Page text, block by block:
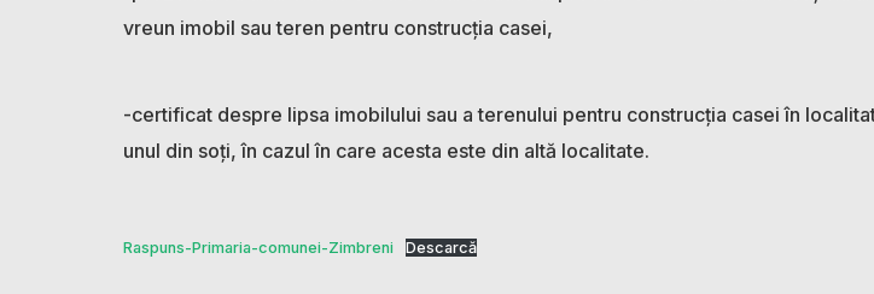
vreun imobil sau teren pentru construcția casei,
-certificat despre lipsa imobilului sau a terenului pentru construcția casei în
unul din soți, în cazul în care acesta este din altă localitate.
Raspuns-Primaria-comunei-Zimbreni Descarcă